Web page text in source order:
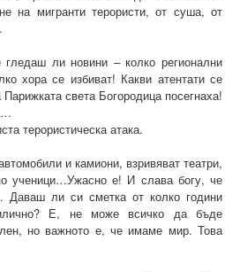
на мигранти терористи, от суша, от
ли новини – колко регионални
хора се избиват! Какви атентати се
света Богородица посегнаха!
терористическа атака.
и камиони, взривяват театри,
ученици…Ужасно е! И слава богу, че
Даваш ли си сметка от колко години
Е, не може всичко да бъде
но важното е, че имаме мир. Това